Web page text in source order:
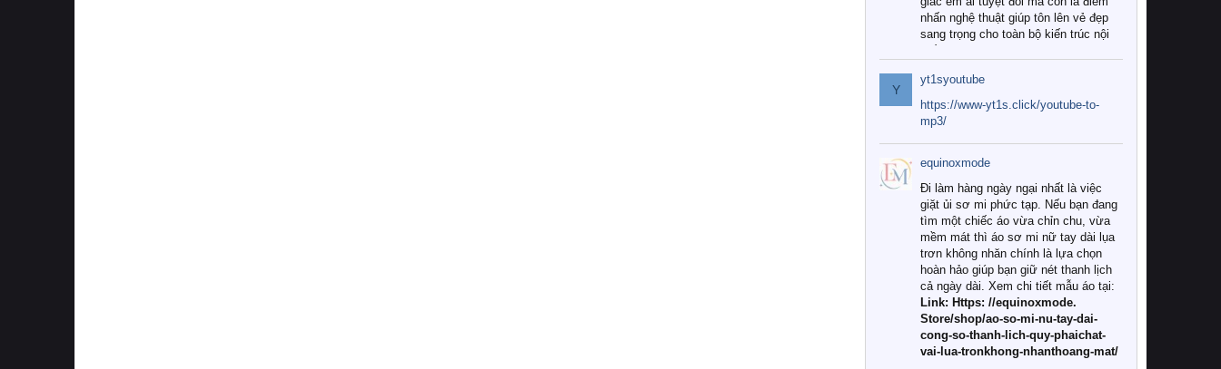
nhấn nghệ thuật giúp tôn lên vẻ đẹp
sang trọng cho toàn bộ kiến trúc nội
Tuy nhiên, giữa thị trường đa dạng
với vô vàn thương hiệu và mẫu mã
như hiện nay, làm thế nào để chọn
được những bộ chăn ga gối đệm cao
cấp thực sự chất lượng, phù hợp với
khí hậu và nhu cầu sử dụng của gia
đình? Hãy cùng chúng tôi đi tìm lời
giải đáp chi tiết qua bài viết dưới đây.
1. Tại sao các gia đình hiện đại lại ưa
chuộng chăn ga gối đệm cao cấp?
Khác với các dòng sản phẩm thông
thường, những bộ chăn ga gối đệm
cao cấp trải qua quy trình sản xuất
nghiêm ngặt từ khâu chọn lọc nguyên
liệu tự nhiên đến công nghệ dệt
nhuộm hiện đại không chứa hóa chất
Y
yt1syoutube
https://www-yt1s.click/youtube-to-
mp3/
equinoxmode
Đi làm hàng ngày ngại nhất là việc
giặt ủi sơ mi phức tạp. Nếu bạn đang
tìm một chiếc áo vừa chỉn chu, vừa
mềm mát thì áo sơ mi nữ tay dài lụa
trơn không nhăn chính là lựa chọn
hoàn hảo giúp bạn giữ nét thanh lịch
cả ngày dài. Xem chi tiết mẫu áo tại:
Link: Https: //equinoxmode.
Store/shop/ao-so-mi-nu-tay-dai-
cong-so-thanh-lich-quy-phaichat-
vai-lua-tronkhong-nhanthoang-mat/